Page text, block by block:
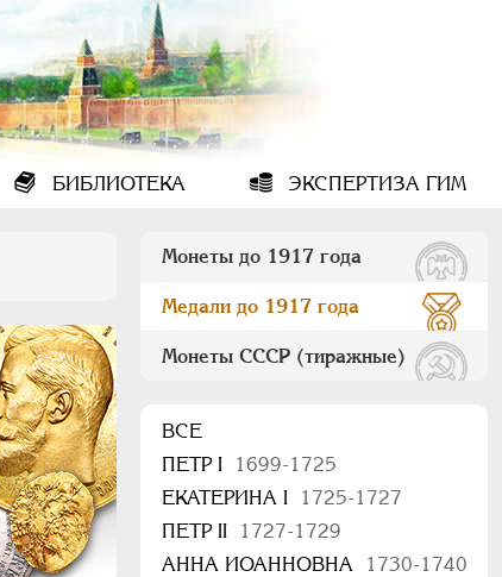
БИБЛИОТЕКА ЭКСПЕРТИЗА ГИМ
Монеты до 1917 года
Медали до 1917 года
Монеты СССР (тиражные)
ВСЕ
ПEТР I
1699-1725
ЕКАТЕРИНА I
1725-1727
ПЕТР II
1727-1729
АННА ИОАННОВНА
1730-1740